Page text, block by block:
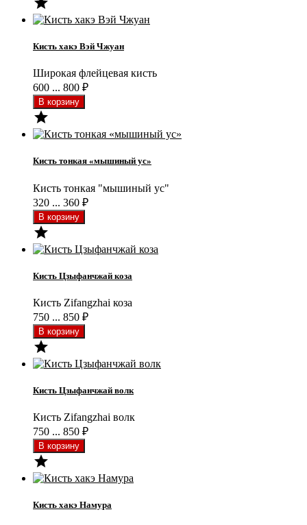
Кисть хакэ Вэй Чжуан​
Широкая флейцевая кисть
600 ... 800 ₽

Кисть тонкая «мышиный ус»
Кисть тонкая "мышиный ус"
320 ... 360 ₽

Кисть Цзыфанчжай коза
Кисть Zifangzhai коза
750 ... 850 ₽

Кисть Цзыфанчжай волк
Кисть Zifangzhai волк
750 ... 850 ₽

Кисть хакэ Намура